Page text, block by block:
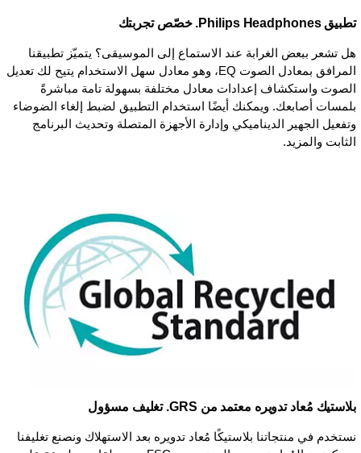
تطبيق Philips Headphones. خصّص تجربتك
هل تشعر ببعض الغرابة عند الاستماع إلى الموسيقى؟ يتميّز تطبيقنا
المرافق بمعادل الصوت EQ، وهو معادل سهل الاستخدام يتيح لك تعديل
الصوت واستكشاف إعدادات معادل مختلفة بسهولة تامة مباشرةً
بلمسات أصابعك. ويمكنك أيضًا استخدام التطبيق لضبط إلغاء الضوضاء
وتفعيل الجهير الديناميكي وإدارة الأجهزة المتصلة وتحديث البرنامج
الثابت والمزيد.
بلاستيك مُعاد تدويره معتمد من GRS. تغليف مسؤول
نستخدم في منتجاتنا بلاستيكًا مُعاد تدويره بعد الاستهلاك ونصنع تغليفنا